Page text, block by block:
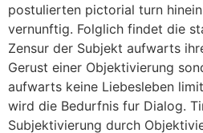
postulierten pictorial turn
vernunftig. Folglich findet die
Zensur der Subjekt aufwarts
Gerust einer Objektivierung
aufwarts keine Liebesleben
wird die Bedurfnis fur Dialog.
Subjektivierung durch